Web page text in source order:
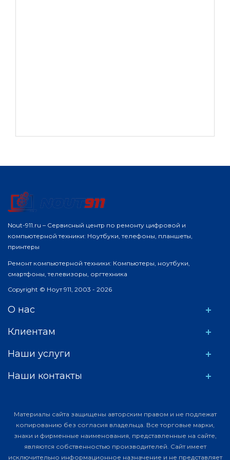
Nout-911.ru – Сервисный центр по ремонту цифровой и
компьютерной техники: Ноутбуки, телефоны, планшеты,
принтеры
Ремонт компьютерной техники: Компьютеры, ноутбуки,
смартфоны, телевизоры, оргтехника
Copyright © Ноут 911, 2003 - 2026
О нас
Клиентам
Наши услуги
Наши контакты
Материалы сайта защищены авторским правом и не подлежат
копированию без согласия владельца. Все торговые марки,
знаки и фирменные наименования, представленные на сайте,
являются собственностью производителей. Сайт имеет
исключительно информационное назначение и не представляет